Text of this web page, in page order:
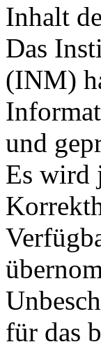
Inhalt
Das
(INM)
und
Es wird
für das